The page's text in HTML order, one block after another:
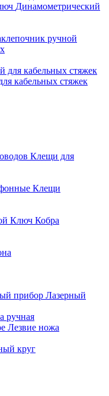
Динамометрический
ручной
кабельных стяжек
Клещи для
Клещи
Ключ Кобра
Лазерный
ручная
Лезвие ножа
круг